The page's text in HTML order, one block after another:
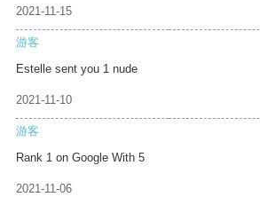
2021-11-15
游客
Estelle sent you 1 nude
2021-11-10
游客
Rank 1 on Google With 5
2021-11-06